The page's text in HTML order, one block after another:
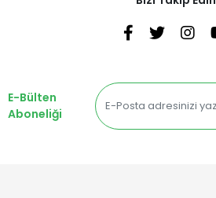
E-Bülten
Aboneliği